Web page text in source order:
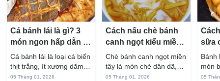
Cá bánh lái là gì? 3
món ngon hấp dẫn từ
cá bánh lái
Cá bánh lái là loại cá biển
thịt trắng, ít xương dăm,
vị ngọt và rất dễ ăn khi
05 Tháng 01, 2026
Cách nấu chè bánh
canh ngọt kiểu miền
Tây ngon chuẩn vị
Chè bánh canh ngọt miền
tây là món chè dân dã,
gắn liền với đời sống sinh
05 Tháng 01, 2026
sữa
hấp
Bánh
món
05